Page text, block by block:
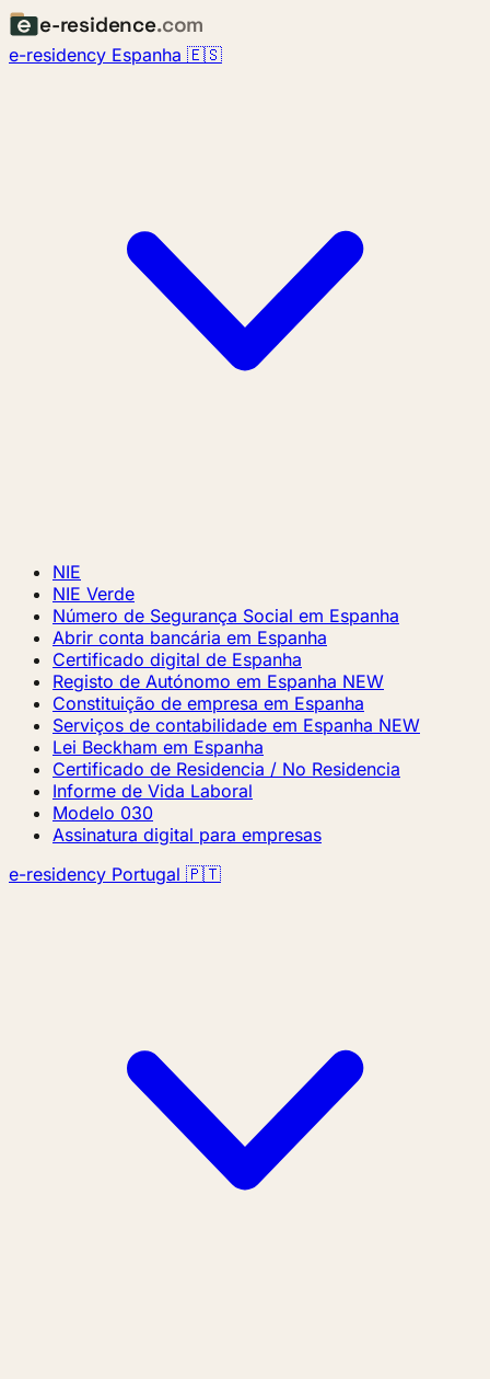
e-residence.com
e-residency Espanha 🇪🇸
NIE
NIE Verde
Número de Segurança Social em Espanha
Abrir conta bancária em Espanha
Certificado digital de Espanha
Registo de Autónomo em Espanha NEW
Constituição de empresa em Espanha
Serviços de contabilidade em Espanha NEW
Lei Beckham em Espanha
Certificado de Residencia / No Residencia
Informe de Vida Laboral
Modelo 030
Assinatura digital para empresas
e-residency Portugal 🇵🇹